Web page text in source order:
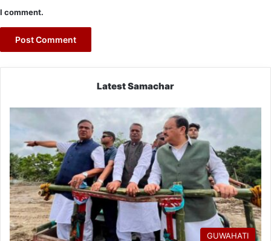
I comment.
Latest Samachar
GUWAHATI